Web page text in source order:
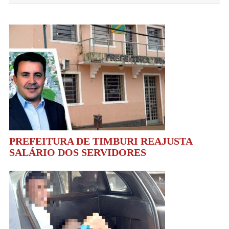
PREFEITURA DE TIMBURI REAJUSTA
SALÁRIO DOS SERVIDORES